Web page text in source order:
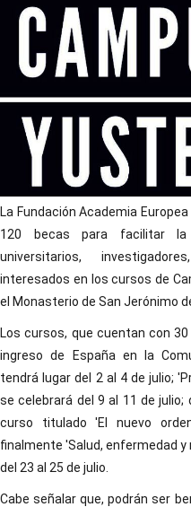
La Fundación Academia
120 becas para facilitar la
universitarios,
interesados en los cursos de
el Monasterio de San Jerónimo
Los cursos, que cuentan con
ingreso de España en la
tendrá lugar del 2 al 4 de julio;
se celebrará del 9 al 11 de julio;
curso titulado 'El nuevo
finalmente 'Salud, enfermedad y
del 23 al 25 de julio.
Cabe señalar que, podrán ser